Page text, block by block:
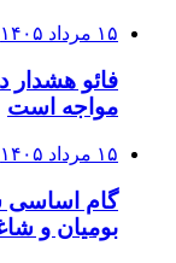
۱۵ مرداد ۱۴۰۵
فائو هشدار
مواجه است
۱۵ مرداد ۱۴۰۵
گام اساسی
بومیان و